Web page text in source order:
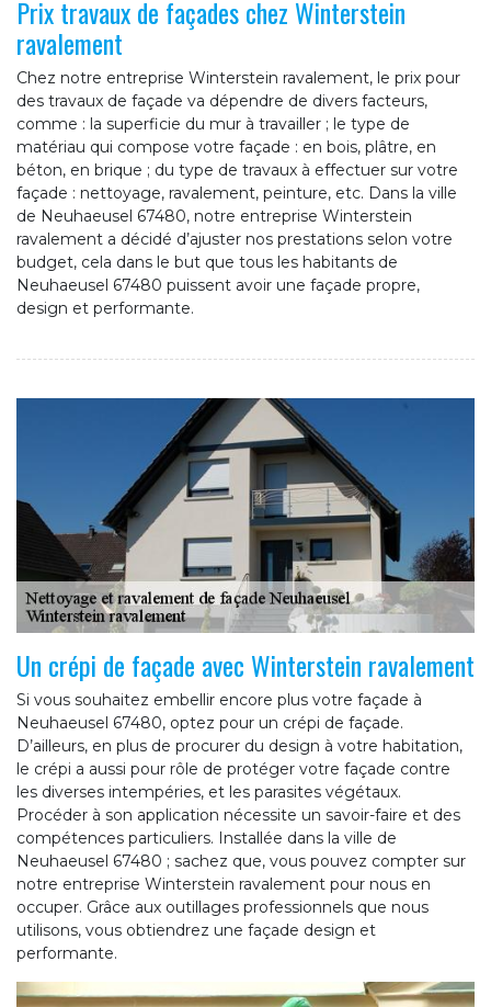
Prix travaux de façades chez Winterstein
ravalement
Chez notre entreprise Winterstein ravalement, le prix pour
des travaux de façade va dépendre de divers facteurs,
comme : la superficie du mur à travailler ; le type de
matériau qui compose votre façade : en bois, plâtre, en
béton, en brique ; du type de travaux à effectuer sur votre
façade : nettoyage, ravalement, peinture, etc. Dans la ville
de Neuhaeusel 67480, notre entreprise Winterstein
ravalement a décidé d’ajuster nos prestations selon votre
budget, cela dans le but que tous les habitants de
Neuhaeusel 67480 puissent avoir une façade propre,
design et performante.
Un crépi de façade avec Winterstein ravalement
Si vous souhaitez embellir encore plus votre façade à
Neuhaeusel 67480, optez pour un crépi de façade.
D’ailleurs, en plus de procurer du design à votre habitation,
le crépi a aussi pour rôle de protéger votre façade contre
les diverses intempéries, et les parasites végétaux.
Procéder à son application nécessite un savoir-faire et des
compétences particuliers. Installée dans la ville de
Neuhaeusel 67480 ; sachez que, vous pouvez compter sur
notre entreprise Winterstein ravalement pour nous en
occuper. Grâce aux outillages professionnels que nous
utilisons, vous obtiendrez une façade design et
performante.